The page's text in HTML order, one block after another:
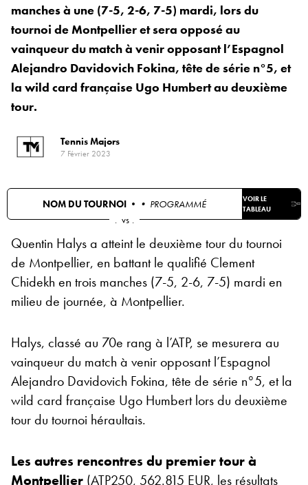
manches à une (7-5, 2-6, 7-5) mardi, lors du
tournoi de Montpellier et sera opposé au
vainqueur du match à venir opposant l’Espagnol
Alejandro Davidovich Fokina, tête de série n°5, et
la wild card française Ugo Humbert au deuxième
tour.
Tennis Majors
7 Février 2023
NOM DU TOURNOI • • PROGRAMMÉ
VOIR LE
TABLEAU
. vs .
Quentin Halys a atteint le deuxième tour du tournoi
de Montpellier, en battant le qualifié Clement
Chidekh en trois manches (7-5, 2-6, 7-5) mardi en
milieu de journée, à Montpellier.
Halys, classé au 70e rang à l’ATP, se mesurera au
vainqueur du match à venir opposant l’Espagnol
Alejandro Davidovich Fokina, tête de série n°5, et la
wild card française Ugo Humbert lors du deuxième
tour du tournoi héraultais.
Les autres rencontres du premier tour à
Montpellier (ATP250, 562.815 EUR, les résultats